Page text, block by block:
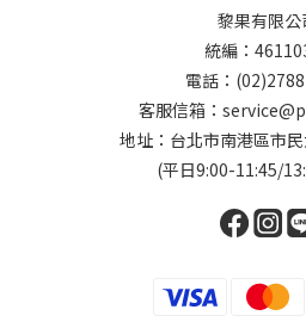
黎果有限公
統編：
電話：
客服信箱：
地址：台北市南港區市
(平日9:00-11:45/